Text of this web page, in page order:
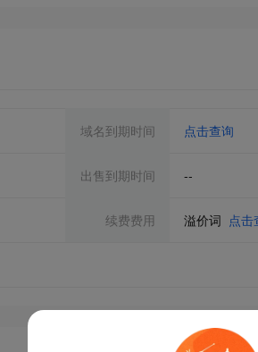
域名到期时间 点击查询
出售到期时间 --
续费费用 溢价词 点击